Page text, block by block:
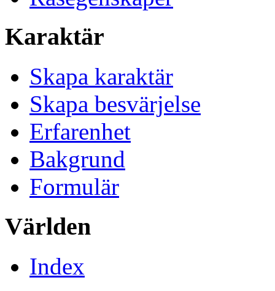
Karaktär
Skapa karaktär
Skapa besvärjelse
Erfarenhet
Bakgrund
Formulär
Världen
Index